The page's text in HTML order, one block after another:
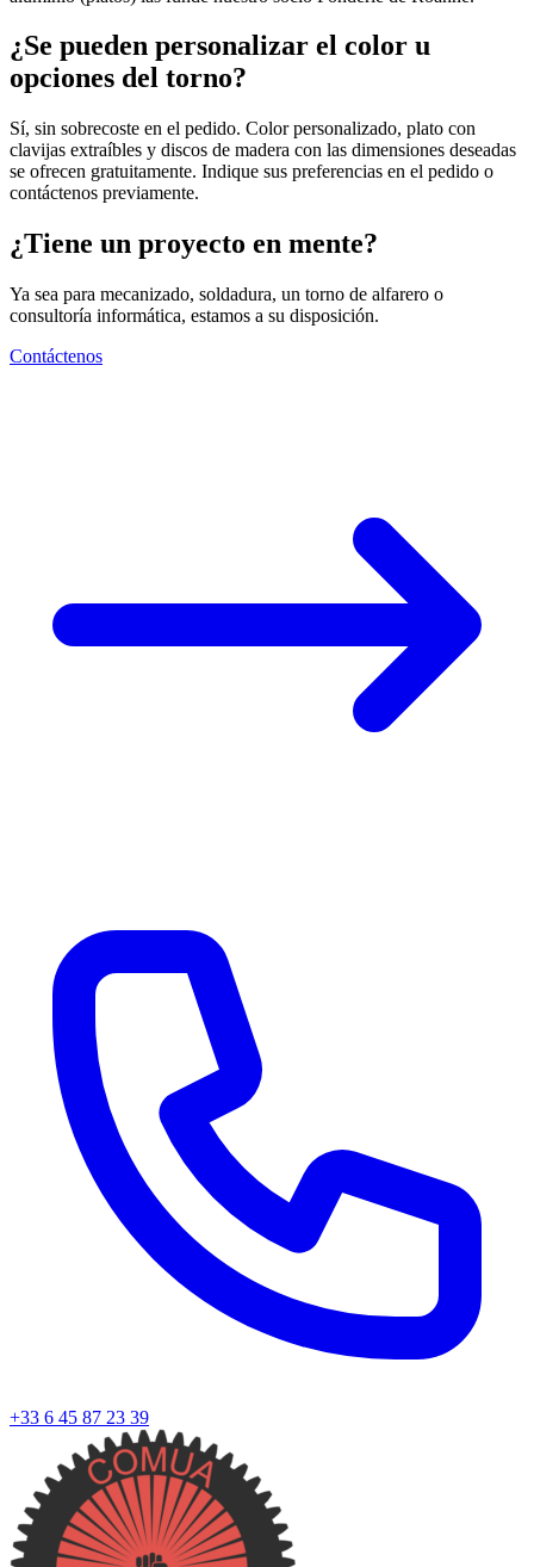
¿Se pueden personalizar el color u
opciones del torno?
Sí, sin sobrecoste en el pedido. Color personalizado, plato con
clavijas extraíbles y discos de madera con las dimensiones deseadas
se ofrecen gratuitamente. Indique sus preferencias en el pedido o
contáctenos previamente.
¿Tiene un proyecto en mente?
Ya sea para mecanizado, soldadura, un torno de alfarero o
consultoría informática, estamos a su disposición.
Contáctenos
+33 6 45 87 23 39